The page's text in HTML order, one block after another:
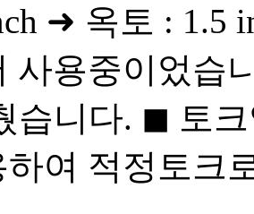
➜ 옥토 : 1.5
사용중이었습
습니다. ◼ 토
여 적정토크